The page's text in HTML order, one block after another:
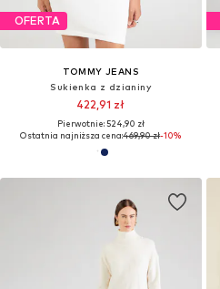
OFERTA
TOMMY JEANS
Sukienka z dzianiny
422,91 zł
Pierwotnie: 524,90 zł
Ostatnia najniższa cena:469,90 zł-10%